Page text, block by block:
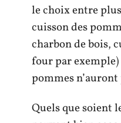
le choix entre
cuisson des
charbon de bois,
four par
pommes n’auront
Quels que soient